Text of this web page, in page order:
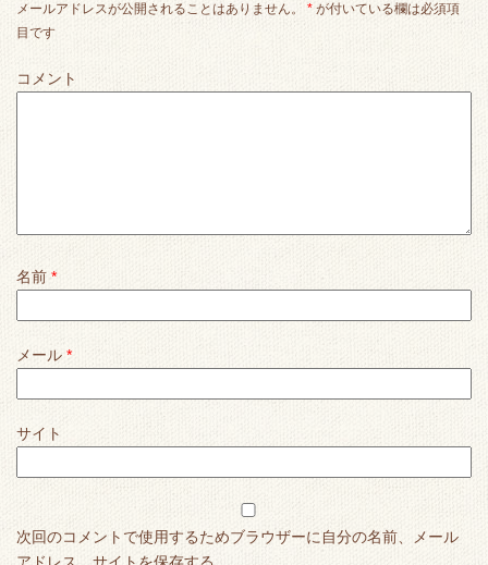
メールアドレスが公開されることはありません。 * が付いている欄は必須項
目です
コメント
名前*
メール *
サイト
次回のコメントで使用するためブラウザーに自分の名前、メール